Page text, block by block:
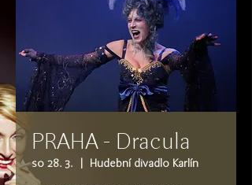
PRAHA - Dracula
so 28. 3. Hudební divadlo Karlín